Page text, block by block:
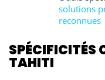
solutions
reconnues
SPÉCIFICITÉS
TAHITI